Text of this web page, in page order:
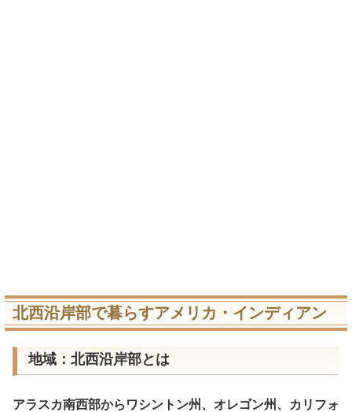
北西沿岸部で暮らすアメリカ・インディアン
地域：北西沿岸部とは
アラスカ南西部からワシントン州、オレゴン州、カリフォ